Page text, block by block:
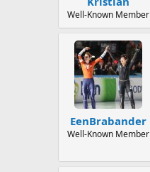
Well-Known Member
EenBrabander
Well-Known Member